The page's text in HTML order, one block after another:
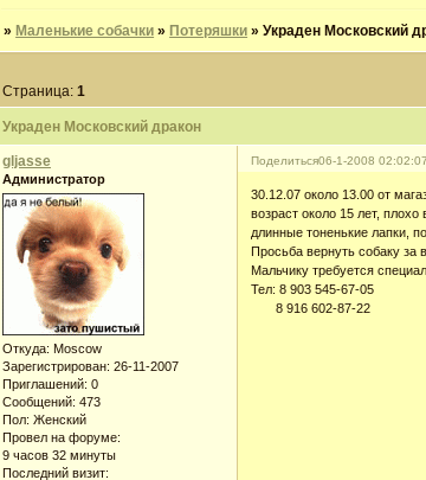
» Маленькие собачки » Потеряшки »Украден Московский
Украден Московский дракон
Страница:1
Поделиться06-1-2008 02:02:07
gljasse
Администратор
Откуда: Moscow
Зарегистрирован: 26-11-2007
Приглашений: 0
Сообщений: 473
Пол: Женский
Провел на форуме:
9 часов 32 минуты
Последний визит:
30.12.07 около 13.00 от
возраст около 15 лет,
длинные тоненькие лапки,
Просьба вернуть собаку за
Мальчику требуется
Тел: 8 903 545-67-05
8 916 602-87-22